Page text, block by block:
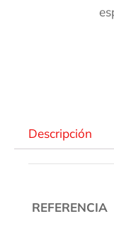
Descripción
REFERENCIA